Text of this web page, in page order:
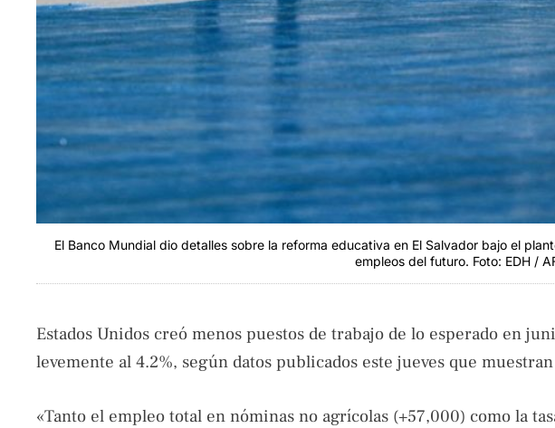
El Banco Mundial dio detalles sobre la reforma educativa en El Salvador bajo el
empleos del futuro. Foto: EDH /
Estados Unidos creó menos puestos de trabajo de lo esperado en
levemente al 4.2%, según datos publicados este jueves que
«Tanto el empleo total en nóminas no agrícolas (+57,000) como la